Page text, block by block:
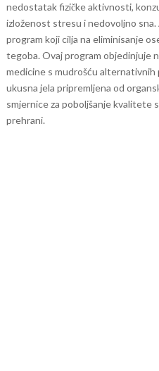
nedostatak fizičke aktivnosti,
izloženost stresu i nedovoljno sna.
program koji cilja na eliminisanje
tegoba. Ovaj program objedinjuje
medicine s mudrošću
ukusna jela pripremljena od
smjernice za poboljšanje kvalitete
prehrani.